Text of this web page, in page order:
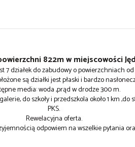
822m w miejscowości
7 działek do zabudowy o powierzchniach
są działki jest płaski i bardzo
media: woda ,prąd w drodze 300 m.
do szkoły i przedszkola około 1 km
PKS.
Rewelacyjna oferta.
odpowiem na wszelkie pytania